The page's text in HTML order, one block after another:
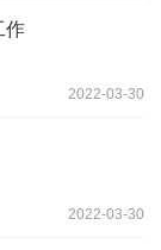
作
2022-03-30
2022-03-30